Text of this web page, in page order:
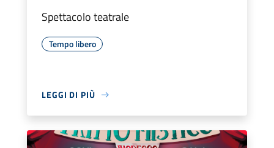
Spettacolo teatrale
Tempo libero
LEGGI DI PIÙ